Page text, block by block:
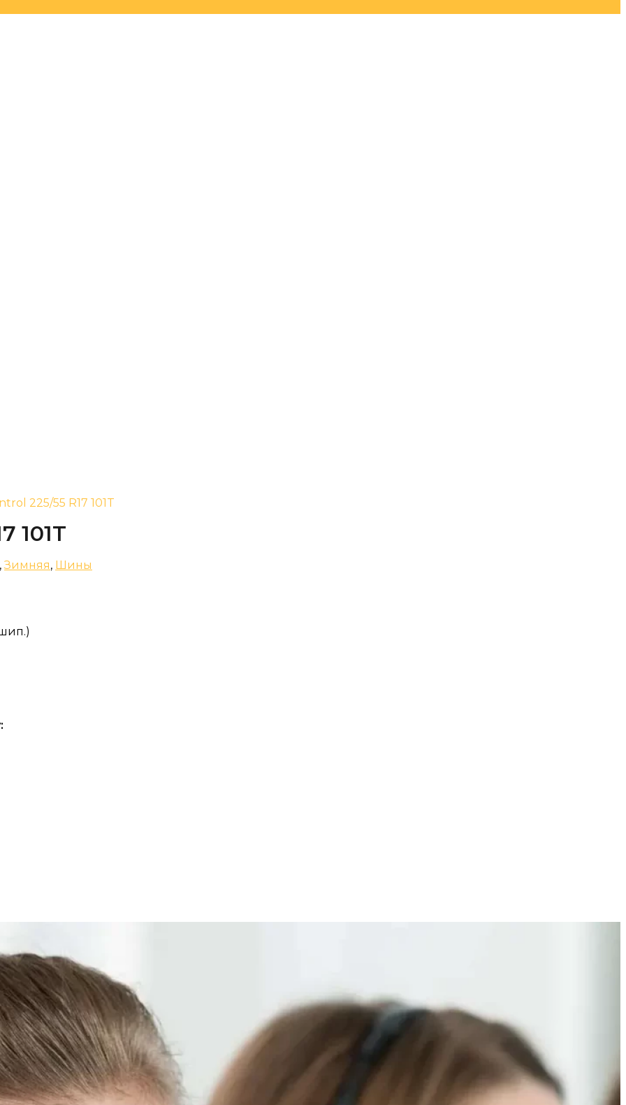
225/55 R17 101T
101T
,Зимняя, Шины